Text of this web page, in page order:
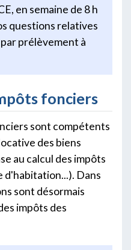
en semaine de 8 h
questions relatives
prélèvement à
fonciers
sont compétents
des biens
au calcul des impôts
d'habitation...). Dans
sont désormais
impôts des